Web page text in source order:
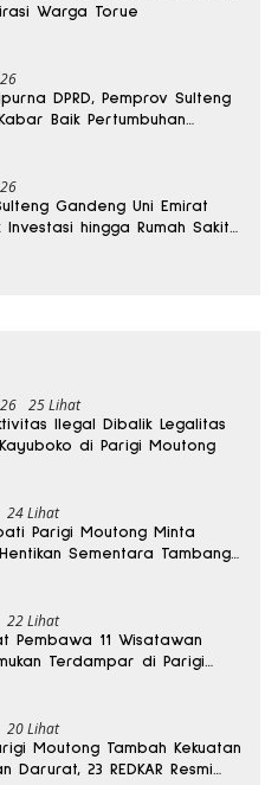
Warga Torue
DPRD, Pemprov Sulteng
Baik Pertumbuhan
Gandeng Uni Emirat
Investasi hingga Rumah Sakit
25 Lihat
Ilegal Dibalik Legalitas
di Parigi Moutong
24 Lihat
Parigi Moutong Minta
Sementara Tambang
22 Lihat
Pembawa 11 Wisatawan
Terdampar di Parigi
20 Lihat
Moutong Tambah Kekuatan
Darurat, 23 REDKAR Resmi